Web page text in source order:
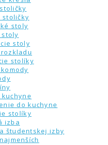
stoličky
stoly
stoly
stoly
stolíky
do kuchyne
stolíky
izba
študentskej izby